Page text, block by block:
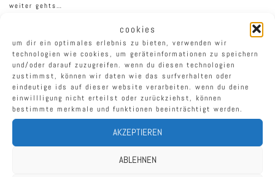
cookies
um dir ein optimales erlebnis zu bieten, verwenden wir
technologien wie cookies, um geräteinformationen zu speichern
und/oder darauf zuzugreifen. wenn du diesen technologien
zustimmst, können wir daten wie das surfverhalten oder
eindeutige ids auf dieser website verarbeiten. wenn du deine
einwillligung nicht erteilst oder zurückziehst, können
bestimmte merkmale und funktionen beeinträchtigt werden.
AKZEPTIEREN
ABLEHNEN
weiter gehts…
beitragsnavigation
midi – tischtennisplatte ideal für co-working
mobil unterwegs mit cobags